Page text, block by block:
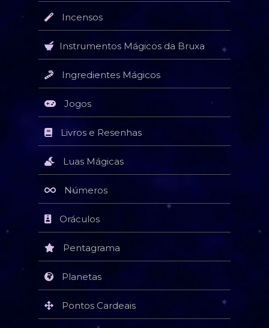
Incensos
Instrumentos Mágicos da Bruxa
Ingredientes Mágicos
Jogos
Livros e Resenhas
Luas Mágicas
Números
Oráculos
Pentagrama
Planetas
Pontos Cardeais